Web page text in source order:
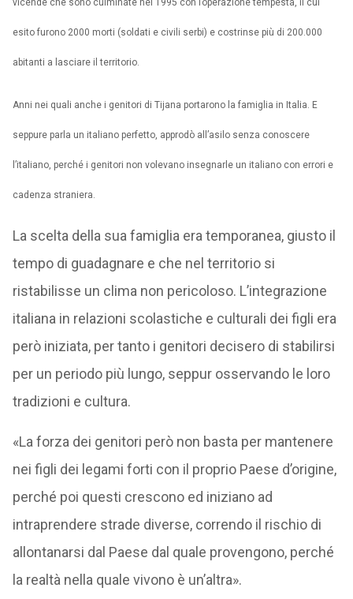
vicende che sono culminate nel 1995 con l’operazione tempesta, il cui
esito furono 2000 morti (soldati e civili serbi) e costrinse più di 200.000
abitanti a lasciare il territorio.
Anni nei quali anche i genitori di Tijana portarono la famiglia in Italia. E
seppure parla un italiano perfetto, approdò all’asilo senza conoscere
l’italiano, perché i genitori non volevano insegnarle un italiano con errori e
cadenza straniera.
La scelta della sua famiglia era temporanea, giusto il
tempo di guadagnare e che nel territorio si
ristabilisse un clima non pericoloso. L’integrazione
italiana in relazioni scolastiche e culturali dei figli era
però iniziata, per tanto i genitori decisero di stabilirsi
per un periodo più lungo, seppur osservando le loro
tradizioni e cultura.
«La forza dei genitori però non basta per mantenere
nei figli dei legami forti con il proprio Paese d’origine,
perché poi questi crescono ed iniziano ad
intraprendere strade diverse, correndo il rischio di
allontanarsi dal Paese dal quale provengono, perché
la realtà nella quale vivono è un’altra».